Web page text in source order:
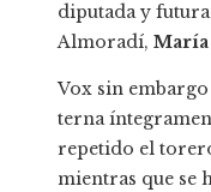
diputada y
Almoradí, María
Vox sin
terna
repetido el
mientras que se